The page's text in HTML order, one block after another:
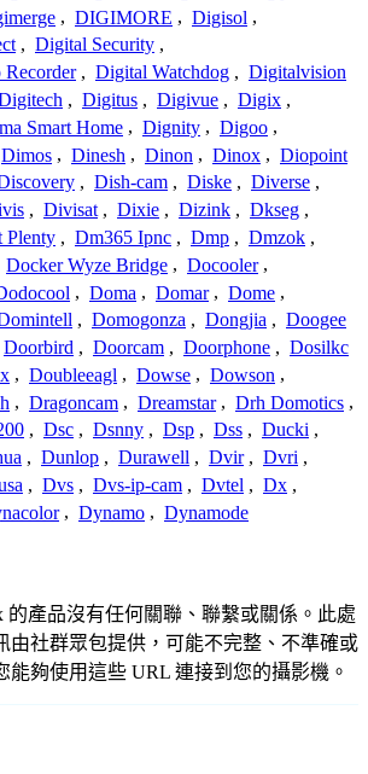
, DIGIMORE , Digisol ,
, Digital Security ,
, Digital Watchdog , Digitalvision
, Digitus , Digivue , Digix ,
Smart Home , Dignity , Digoo ,
Dimos , Dinesh , Dinon , Dinox , Diopoint
, Dish-cam , Diske , Diverse ,
, Divisat , Dixie , Dizink , Dkseg ,
Plenty , Dm365 Ipnc , Dmp , Dmzok ,
Docker Wyze Bridge , Docooler ,
, Doma , Domar , Dome ,
, Domogonza , Dongjia , Doogee
Doorbird , Doorcam , Doorphone , Dosilkc
, Doubleeagl , Dowse , Dowson ,
, Dragoncam , Dreamstar , Drh Domotics ,
, Dsc , Dsnny , Dsp , Dss , Ducki ,
, Dunlop , Durawell , Dvir , Dvri ,
, Dvs , Dvs-ip-cam , Dvtel , Dx ,
, Dynamo , Dynamode
的產品沒有任何關聯、聯繫或關係。此處
由社群眾包提供，可能不完整、不準確或
能夠使用這些 URL 連接到您的攝影機。